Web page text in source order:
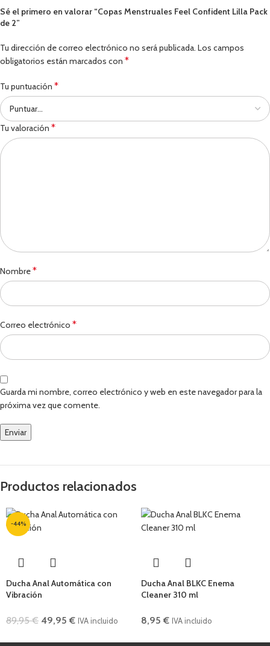
Sé el primero en valorar “Copas Menstruales Feel Confident Lilla Pack
de 2”
Tu dirección de correo electrónico no será publicada. Los campos
obligatorios están marcados con *
Tu puntuación *
Tu valoración *
Nombre*
Correo electrónico *
Guarda mi nombre, correo electrónico y web en este navegador para la
próxima vez que comente.
Productos relacionados
-44%
Ducha Anal Automática con
Vibración
89,95€ 49,95€ IVA incluido
Ducha Anal BLKC Enema
Cleaner 310 ml
8,95€ IVA incluido